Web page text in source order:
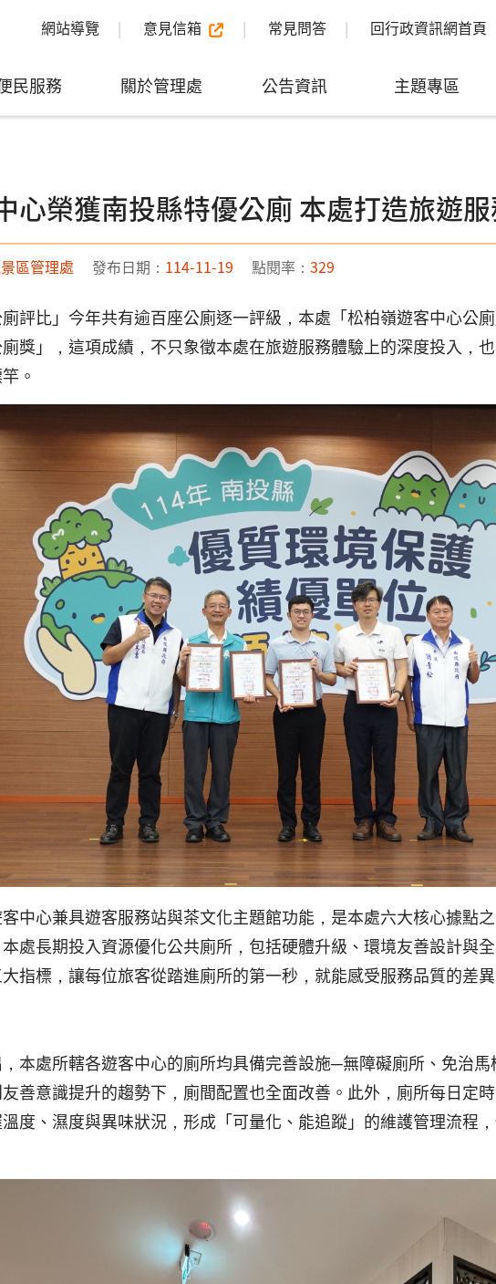
網站導覽 意見信箱 常見問答 回行政資訊網首頁
民服務 關於管理處 公告資訊 主題專區
心榮獲南投縣特優公廁 本處打造旅遊
區管理處 發布日期： 114-11-19 點閱率： 329
評比」今年共有逾百座公廁逐一評級，本處「松柏嶺遊客中心公
獎」，這項成績，不只象徵本處在旅遊服務體驗上的深度投入，
。
中心兼具遊客服務站與茶文化主題館功能，是本處六大核心據點
處長期投入資源優化公共廁所，包括硬體升級、環境友善設計與
指標，讓每位旅客從踏進廁所的第一秒，就能感受服務品質的差異
本處所轄各遊客中心的廁所均具備完善設施─無障礙廁所、免治
善意識提升的趨勢下，廁間配置也全面改善。此外，廁所每日定
度、濕度與異味狀況，形成「可量化、能追蹤」的維護管理流程